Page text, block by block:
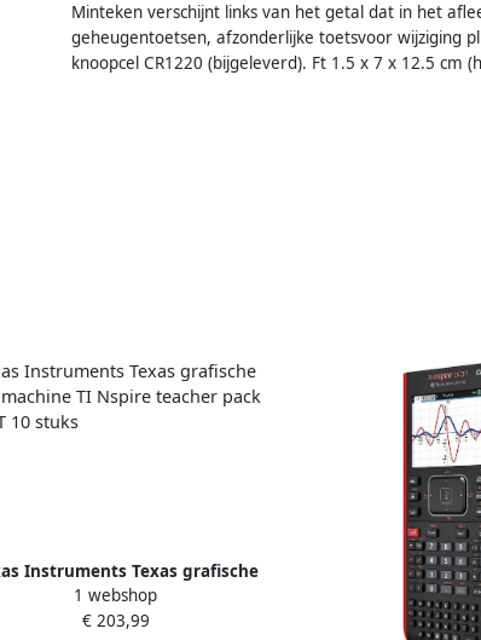
Minteken verschijnt links van het getal dat in het
geheugentoetsen, afzonderlijke toetsvoor wijziging
knoopcel CR1220 (bijgeleverd). Ft 1.5 x 7 x 12.5 cm
Instruments Texas grafische
TI Nspire teacher pack
CX II T 10 stuks
1 webshop
€ 203,99